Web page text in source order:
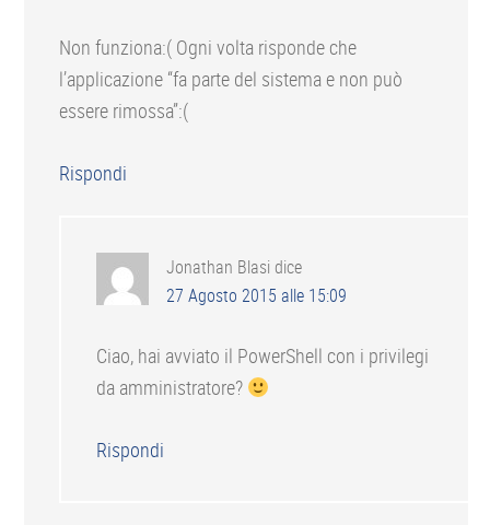
Non funziona:( Ogni volta risponde che
l’applicazione “fa parte del sistema e non può
essere rimossa”:(
Rispondi
Jonathan Blasi dice
27 Agosto 2015 alle 15:09
Ciao, hai avviato il PowerShell con i privilegi
da amministratore?
Rispondi